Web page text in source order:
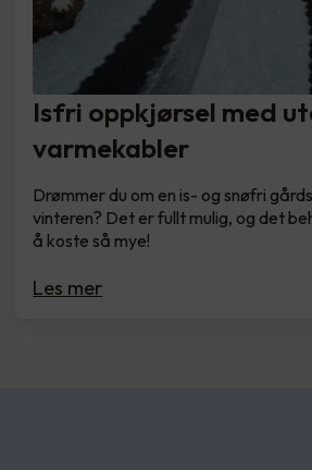
Isfri oppkjørsel med
varmekabler
Drømmer du om en is- og snøfri
vinteren? Det er fullt mulig, og det
å koste så mye!
Les mer